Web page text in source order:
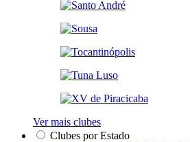
Ver mais clubes
Clubes por Estado